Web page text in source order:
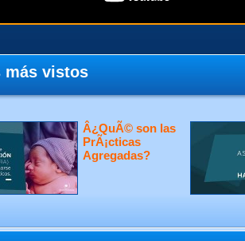
más vistos
Â¿QuÃ© son las
PrÃ¡cticas
Agregadas?